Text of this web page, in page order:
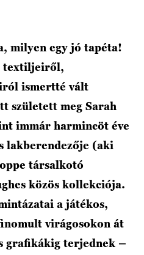
milyen egy jó tapéta!
textiljeiről,
ismertté vált
született meg Sarah
immár harmincöt éve
lakberendezője (aki
társalkotó
közös kollekciója.
a játékos,
virágosokon át
grafikákig terjednek –